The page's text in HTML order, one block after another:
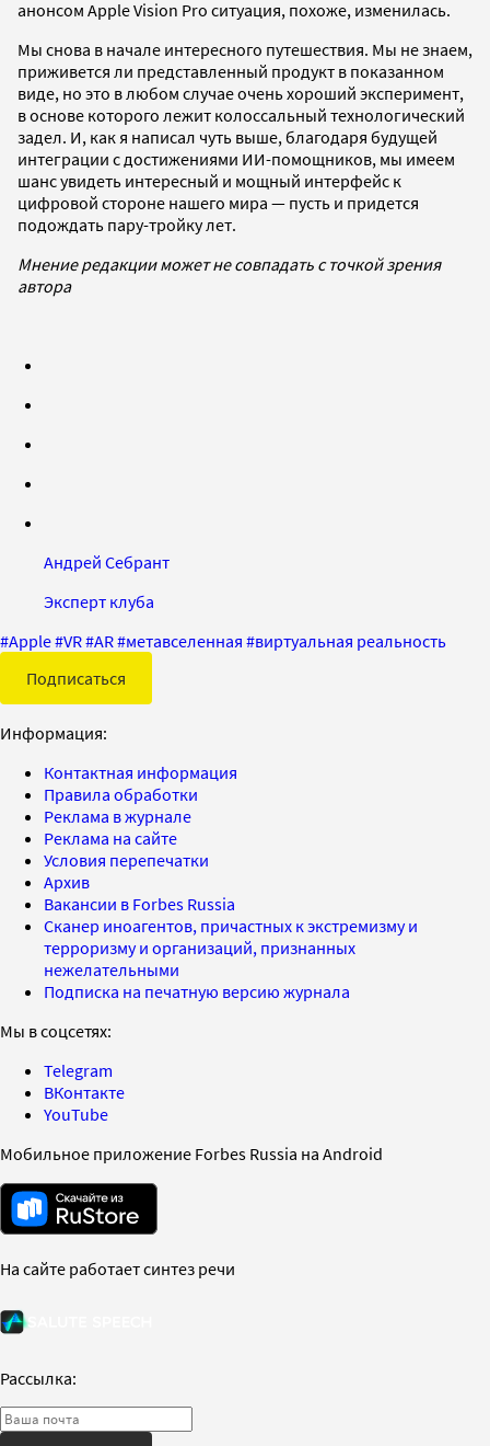
анонсом Apple Vision Pro ситуация, похоже, изменилась.
Мы снова в начале интересного путешествия. Мы не знаем,
приживется ли представленный продукт в показанном
виде, но это в любом случае очень хороший эксперимент,
в основе которого лежит колоссальный технологический
задел. И, как я написал чуть выше, благодаря будущей
интеграции с достижениями ИИ-помощников, мы имеем
шанс увидеть интересный и мощный интерфейс к
цифровой стороне нашего мира — пусть и придется
подождать пару-тройку лет.
Мнение редакции может не совпадать с точкой зрения
автора
Андрей Себрант
Эксперт клуба
#Apple#VR#AR#метавселенная #виртуальная реальность
Подписаться
Информация:
Контактная информация
Правила обработки
Реклама в журнале
Реклама на сайте
Условия перепечатки
Архив
Вакансии в Forbes Russia
Сканер иноагентов, причастных к экстремизму и
терроризму и организаций, признанных
нежелательными
Подписка на печатную версию журнала
Мы в соцсетях:
Telegram
ВКонтакте
YouTube
Мобильное приложение Forbes Russia на Android
На сайте работает синтез речи
Рассылка: